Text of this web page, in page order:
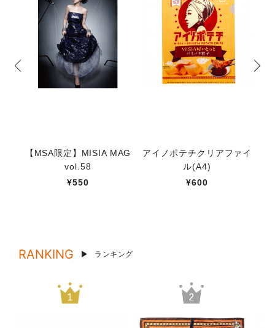
【MSA限定】MISIA MAG
vol.58
¥550
アイノポテチクリアファイ
ル(A4)
¥600
RANKING ランキング